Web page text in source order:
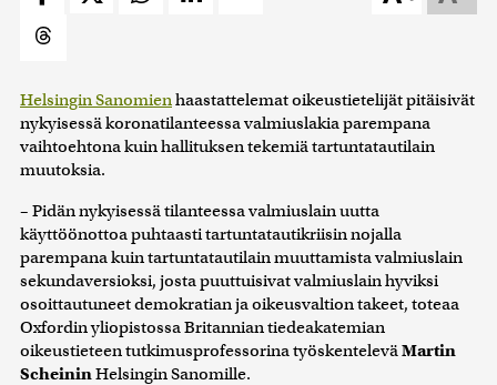
Helsingin Sanomienhaastattelemat oikeustietelijät pitäisivät
nykyisessä koronatilanteessa valmiuslakia parempana
vaihtoehtona kuin hallituksen tekemiä tartuntatautilain
muutoksia.
– Pidän nykyisessä tilanteessa valmiuslain uutta
käyttöönottoa puhtaasti tartuntatautikriisin nojalla
parempana kuin tartuntatautilain muuttamista valmiuslain
sekundaversioksi, josta puuttuisivat valmiuslain hyviksi
osoittautuneet demokratian ja oikeusvaltion takeet, toteaa
Oxfordin yliopistossa Britannian tiedeakatemian
oikeustieteen tutkimusprofessorina työskenteleväMartin
ScheininHelsingin Sanomille.